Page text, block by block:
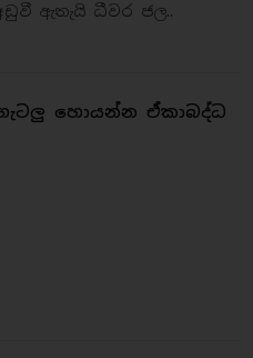
ඇතැයි ධීවර ජල..
හොයන්න ඒකාබද්ධ